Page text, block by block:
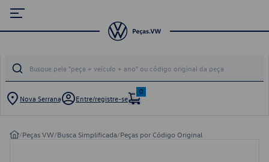
Nova Serrana Entre/registre-se
0
/Peças VW/Busca Simplificada/Peças por Código Original